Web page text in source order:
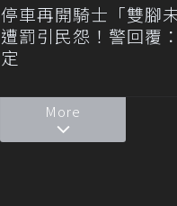
停車再開騎士「雙腳未
遭罰引民怨！警回覆
定
More